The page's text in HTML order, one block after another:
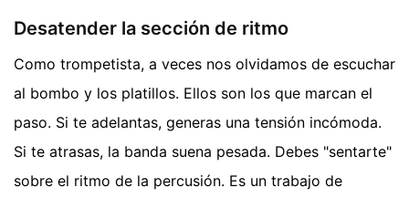
Desatender la sección de ritmo
Como trompetista, a veces nos olvidamos de escuchar
al bombo y los platillos. Ellos son los que marcan el
paso. Si te adelantas, generas una tensión incómoda.
Si te atrasas, la banda suena pesada. Debes "sentarte"
sobre el ritmo de la percusión. Es un trabajo de